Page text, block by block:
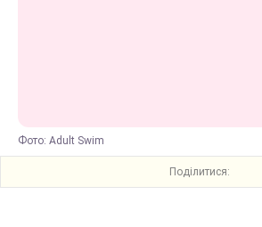
Фото: Adult Swim
Поділитися: